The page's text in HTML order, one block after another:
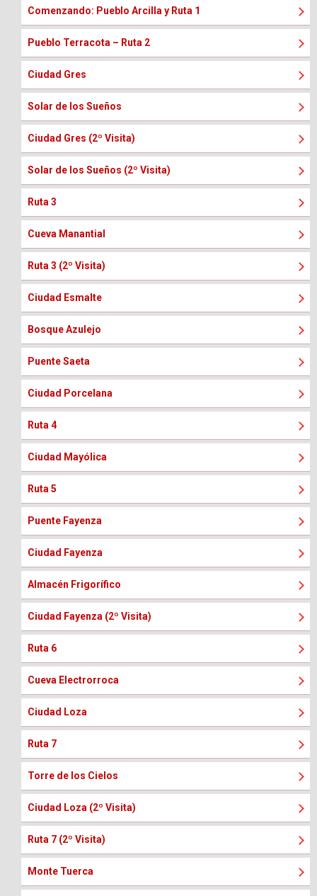
Comenzando: Pueblo Arcilla y Ruta 1
Pueblo Terracota – Ruta 2
Ciudad Gres
Solar de los Sueños
Ciudad Gres (2º Visita)
Solar de los Sueños (2º Visita)
Ruta 3
Cueva Manantial
Ruta 3 (2º Visita)
Ciudad Esmalte
Bosque Azulejo
Puente Saeta
Ciudad Porcelana
Ruta 4
Ciudad Mayólica
Ruta 5
Puente Fayenza
Ciudad Fayenza
Almacén Frigorífico
Ciudad Fayenza (2º Visita)
Ruta 6
Cueva Electrorroca
Ciudad Loza
Ruta 7
Torre de los Cielos
Ciudad Loza (2º Visita)
Ruta 7 (2º Visita)
Monte Tuerca